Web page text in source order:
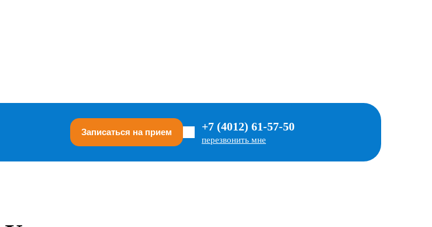
Записаться на прием +7 (4012) 61-57-50
перезвонить мне